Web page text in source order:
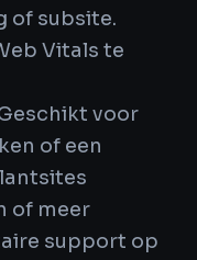
of subsite.
Vitals te
voor
of een
of meer
support op